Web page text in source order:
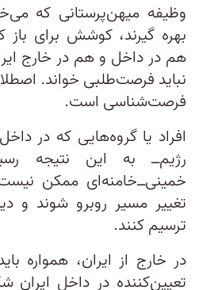
وظیفه میهن‌پرستانی که
بهره گیرند، کوشش برای
هم در داخل و هم در خارج
نباید فرصت‌طلبی خواند.
فرصت‌شناسی است.
افراد یا گروه‌هایی که در
رژیم‌ــ به این نتیجه
خمینی‌ــ‌‌خامنه‌ای ممکن
تغییر مسیر روبرو شوند و
ترسیم کنند.
در خارج از ایران، همواره
تعیین‌کننده در داخل